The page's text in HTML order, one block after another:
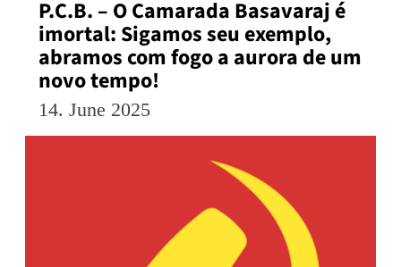
P.C.B. – O Camarada Basavaraj é
imortal: Sigamos seu exemplo,
abramos com fogo a aurora de um
novo tempo!
14. June 2025